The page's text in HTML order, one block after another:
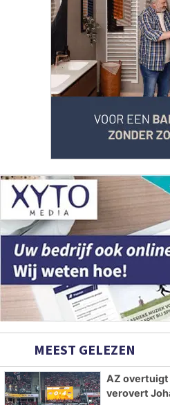
MEEST GELEZEN
AZ overtuigt
verovert